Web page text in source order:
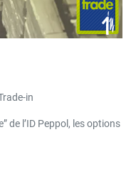
in
de l’ID Peppol, les options